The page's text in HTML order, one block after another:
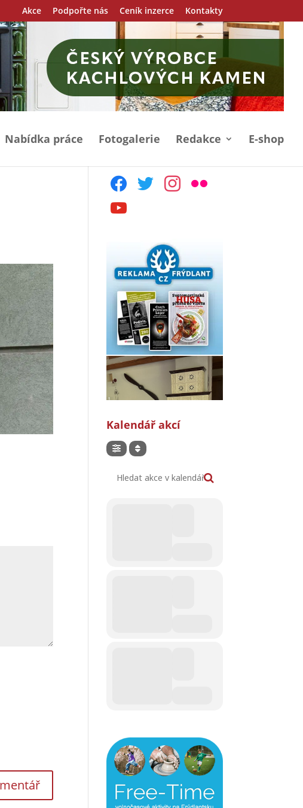
Akce Podpořte nás Ceník inzerce Kontakty
Nabídka práce Fotogalerie Redakce E-shop
facebooktwitter instagram
flickr
youtube
Kalendář akcí